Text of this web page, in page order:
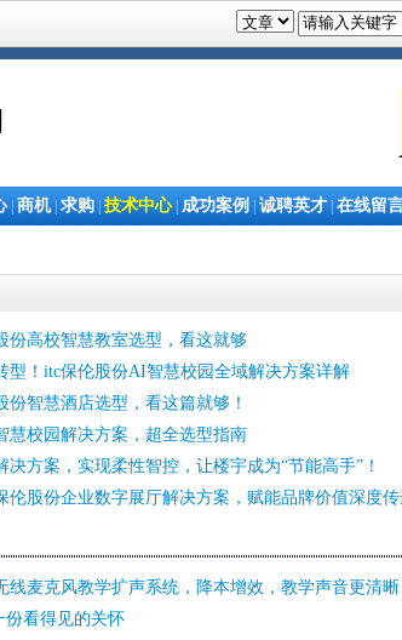
| 商机| 求购 技术中心| 成功案例 诚聘英才 在线留
份高校智慧教室选型，看这就够
型！itc保伦股份AI智慧校园全域解决方案详解
份智慧酒店选型，看这篇就够！
慧校园解决方案，超全选型指南
决方案，实现柔性智控，让楼宇成为“节能高手”！
伦股份企业数字展厅解决方案，赋能品牌价值深度
线麦克风教学扩声系统，降本增效，教学声音更清晰
份看得见的关怀